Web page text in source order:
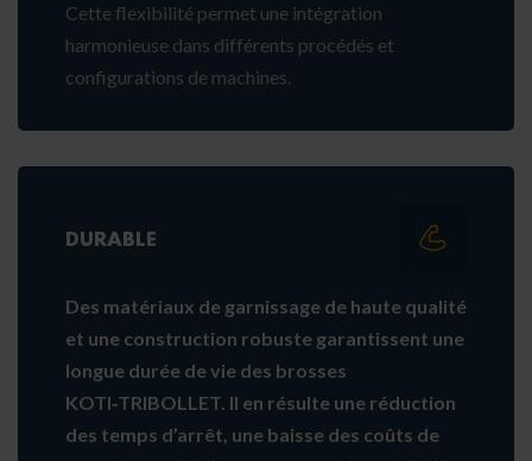
Cette flexibilité permet une intégration
harmonieuse dans différents procédés et
configurations de machines.
DURABLE
Des matériaux de garnissage de haute qualité
et une construction robuste garantissent une
longue durée de vie des brosses
KOTI‑TRIBOLLET. Il en résulte une réduction
des temps d’arrêt, une baisse des coûts de